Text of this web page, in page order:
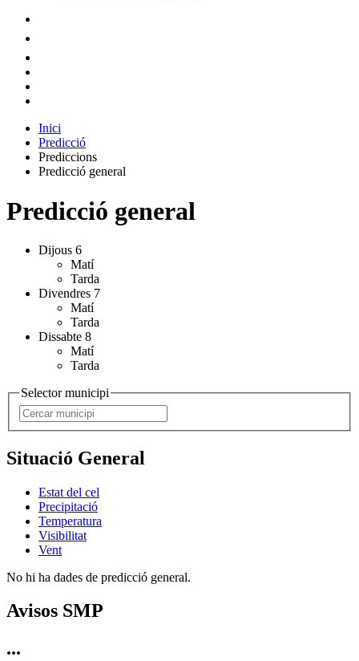
Inici
Predicció
Prediccions
Predicció general
Predicció general
Dijous 6
Matí
Tarda
Divendres 7
Matí
Tarda
Dissabte 8
Matí
Tarda
Selector municipi
Situació General
Estat del cel
Precipitació
Temperatura
Visibilitat
Vent
No hi ha dades de predicció general.
Avisos SMP
...